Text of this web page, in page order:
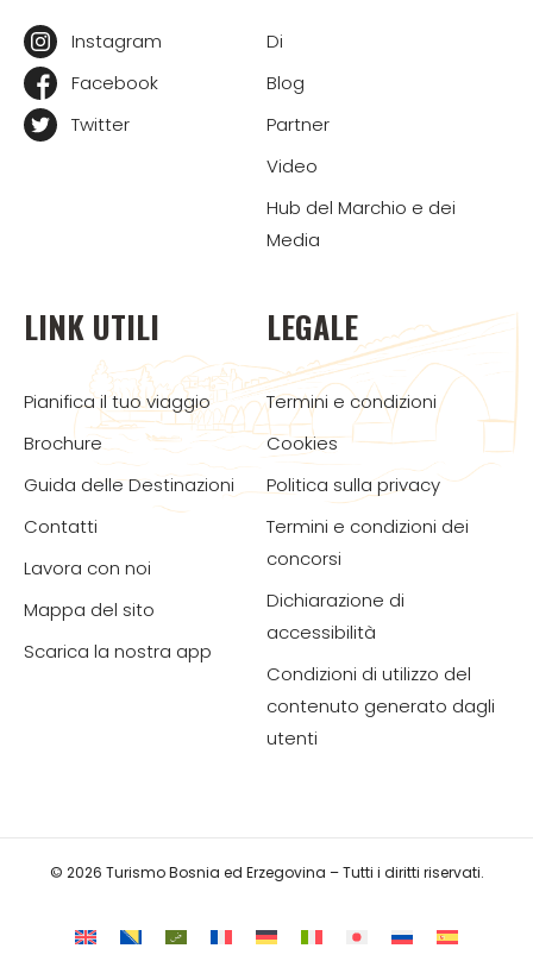
Instagram
Facebook
Twitter
Di
Blog
Partner
Video
Hub del Marchio e dei
Media
LINK UTILI
Pianifica il tuo viaggio
Brochure
Guida delle Destinazioni
Contatti
Lavora con noi
Mappa del sito
Scarica la nostra app
LEGALE
Termini e condizioni
Cookies
Politica sulla privacy
Termini e condizioni dei
concorsi
Dichiarazione di
accessibilità
Condizioni di utilizzo del
contenuto generato dagli
utenti
© 2026 Turismo Bosnia ed Erzegovina – Tutti i diritti riservati.